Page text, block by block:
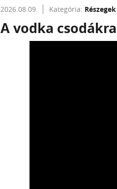
2026.08.09. Kategória: Részegek
A vodka